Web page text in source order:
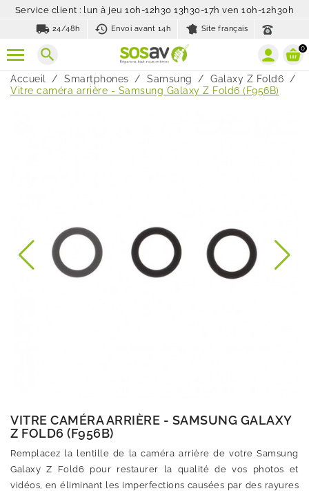
Service client : lun à jeu 10h-12h30 13h30-17h ven 10h-12h30h
local_shipping 24/48h history_toggle_off
Envoi avant 14h Site français
search 0
Accueil Smartphones Samsung
Galaxy Z Fold6
Vitre caméra arrière - Samsung Galaxy Z Fold6 (F956B)
VITRE CAMÉRA ARRIÈRE - SAMSUNG GALAXY
Z FOLD6 (F956B)
Remplacez la lentille de la caméra arrière de votre Samsung
Galaxy Z Fold6 pour restaurer la qualité de vos photos et
vidéos, en éliminant les imperfections causées par des rayures